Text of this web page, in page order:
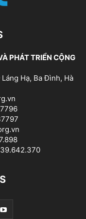
PHÁT TRIỂN CỘNG
Hạ, Ba Đình, Hà